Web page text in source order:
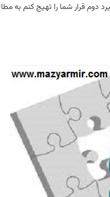
دوم قرار شما را تهیج کنم